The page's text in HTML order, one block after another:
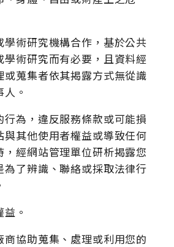
學術研究機構合作，基於公共
學術研究而有必要，且資料經
或蒐集者依其揭露方式無從識
。
行為，違反服務條款或可能損
與其他使用者權益或導致任何
，經網站管理單位研析揭露您
為了辨識、聯絡或採取法律行
。
商協助蒐集、處理或利用您的